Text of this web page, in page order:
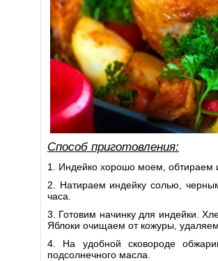
Способ приготовления:
1. Индейко хорошо моем, обтираем
2. Натираем индейку солью,
часа.
3. Готовим начинку для индейки.
Яблоки очищаем от кожуры,
4. На удобной сковороде
подсолнечного масла.